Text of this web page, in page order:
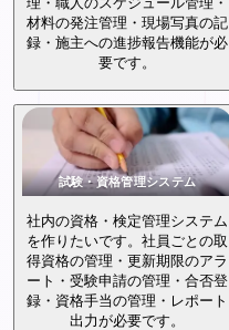
材料の発注管理・現場写真の記
録・施主への進捗報告機能が必
要です。
試験・資格管理システム
社内の資格・検定管理システム
を作りたいです。社員ごとの取
得資格の管理・更新期限のアラ
ート・受験申請の管理・合否登
録・資格手当の管理・レポート
出力が必要です。